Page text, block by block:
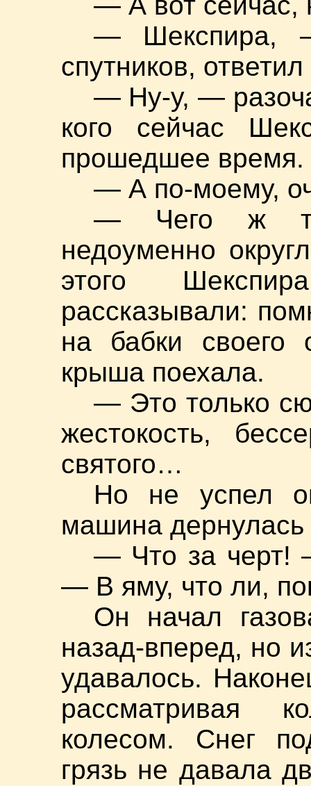
— Шекспира,
спутников,
— Ну-у, —
кого сейчас
прошедшее время.
— А по-моему,
— Чего ж
недоуменно
этого
рассказывали:
на бабки своего
крыша поехала.
— Это только
жестокость,
святого…
Но не успел
машина дернулась
— Что за черт!
— В яму, что ли,
Он начал
назад-вперед, но
удавалось.
рассматривая
колесом. Снег
грязь не давала